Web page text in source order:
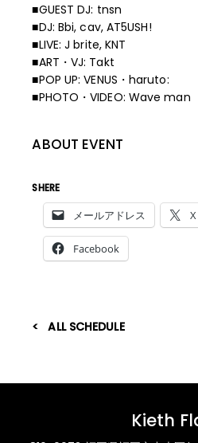
■GUEST DJ: tnsn
■DJ: Bbi, cav, AT5USH!
■LIVE: J brite, KNT
■ART・VJ: Takt
■POP UP: VENUS・haruto:
■PHOTO・VIDEO: Wave man
ABOUT EVENT
SHERE
メールアドレス X
Facebook
ALL SCHEDULE
Kieth